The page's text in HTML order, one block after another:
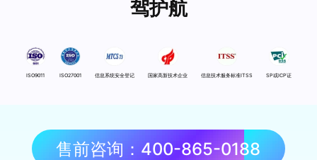
驾护航
ISO9011 ISO27001 信息系统安全登记 国家高新技术企业 信息技术服务标准ITSS SP或ICP证
售前咨询：400-865-0188